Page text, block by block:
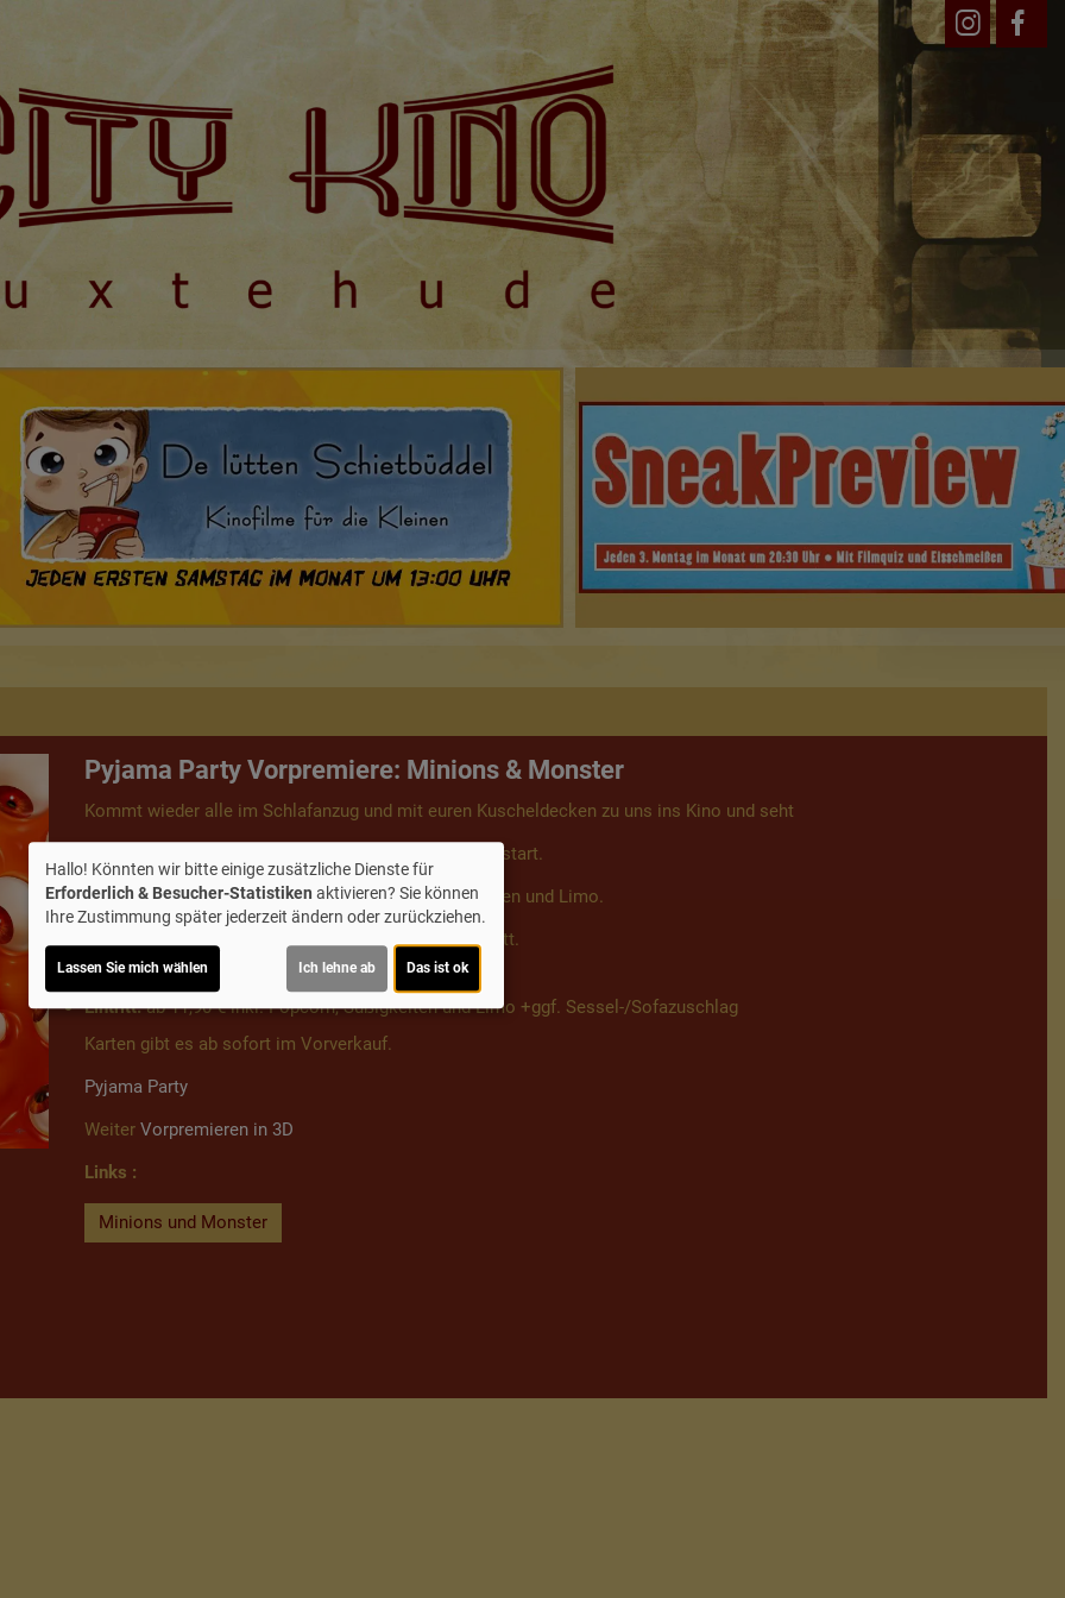
Pyjama Party Vorpremiere: Minions & Monster
Kommt wieder alle im Schlafanzug und mit euren Kuscheldecken zu uns ins Kino und seht
schon vor dem offiziellen Bundesstart.
Dazu gibt es wie immer eine Tüte Popcorn, Süßigkeiten und Limo.
Eure Kuscheltiere haben natürlich wieder freien Eintritt.
Eintritt:ab 11,90 € inkl. Popcorn, Süßigkeiten und Limo +ggf. Sessel-/Sofazuschlag
Karten gibt es ab sofort im Vorverkauf.
Pyjama Party
Weiter Vorpremieren in 3D
Links :
Minions und Monster
Hallo! Könnten wir bitte einige zusätzliche Dienste für
Erforderlich & Besucher-Statistiken aktivieren? Sie können
Ihre Zustimmung später jederzeit ändern oder zurückziehen.
Lassen Sie mich wählen Ich lehne ab Das ist ok